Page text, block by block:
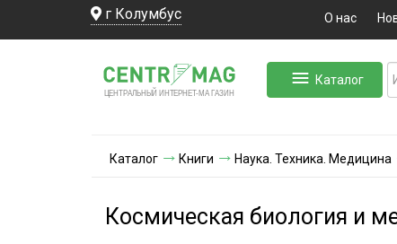
г Колумбус О нас
ЦЕНТРАЛЬНЫЙ ИНТЕРНЕТ-МА ГАЗИН
Каталог
Каталог Книги Наука. Техника. Медицина
Космическая биология и